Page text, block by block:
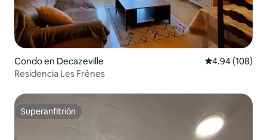
Condo en Decazeville Calificación
4.94 (108)
Residencia Les Frênes
Superanfitrión
Superanfitrión